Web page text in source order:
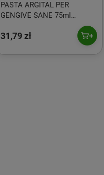
PASTA ARGITAL PER
GENGIVE SANE 75ml
wybielająco-ściągająca na
bazie olejku szałwii
31,79 zł